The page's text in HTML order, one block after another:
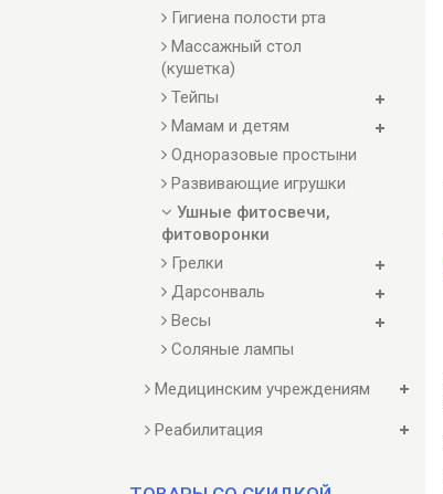
Гигиена полости рта
Массажный стол
(кушетка)
Тейпы
Мамам и детям
Одноразовые простыни
Развивающие игрушки
Ушные фитосвечи,
фитоворонки
Грелки
Дарсонваль
Весы
Соляные лампы
Медицинским учреждениям
Реабилитация